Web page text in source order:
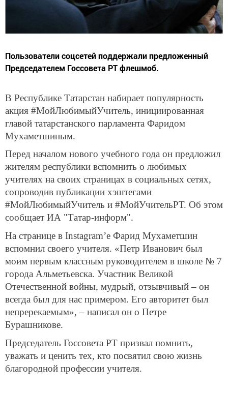
Пользователи соцсетей поддержали предложенный
Председателем Госсовета РТ флешмоб.
В Республике Татарстан набирает популярность
акция #МойЛюбимыйУчитель, инициированная
главой татарстанского парламента Фаридом
Мухаметшиным.
Перед началом нового учебного года он предложил
жителям республики вспомнить о любимых
учителях на своих страницах в социальных сетях,
сопроводив публикации хэштегами
#МойЛюбимыйУчитель и #МойУчительРТ. Об этом
сообщает ИА "Татар-информ".
На странице в Instagram’е Фарид Мухаметшин
вспомнил своего учителя. «Петр Иванович был
моим первым классным руководителем в школе № 7
города Альметьевска. Участник Великой
Отечественной войны, мудрый, отзывчивый – он
всегда был для нас примером. Его авторитет был
непререкаемым», – написал он о Петре
Бурашникове.
Председатель Госсовета РТ призвал помнить,
уважать и ценить тех, кто посвятил свою жизнь
благородной профессии учителя.